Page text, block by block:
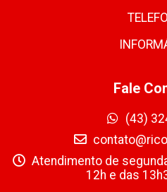
Fale
(43)
Atendimento de
12h e das